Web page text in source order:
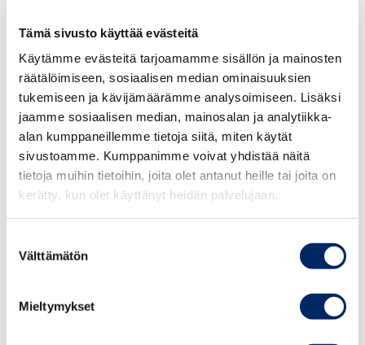
Tämä sivusto käyttää evästeitä
Käytämme evästeitä tarjoamamme sisällön ja mainosten
räätälöimiseen, sosiaalisen median ominaisuuksien
tukemiseen ja kävijämäärämme analysoimiseen. Lisäksi
jaamme sosiaalisen median, mainosalan ja analytiikka-
alan kumppaneillemme tietoja siitä, miten käytät
sivustoamme. Kumppanimme voivat yhdistää näitä
tietoja muihin tietoihin, joita olet antanut heille tai joita on
kerätty, kun olet käyttänyt heidän palvelujaan.
valinta
Välttämätön
Mieltymykset
information, and ask questions directly from the
Team Finland Japan experts. Please join us for
an interesting discussion.
Date: Thursday, April 22, 2021 at 10.00 – 12.00
Helsinki time
Venue: Microsoft Teams webinar
A link to join the webinar will be sent to those